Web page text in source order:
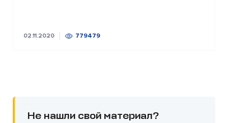
02.11.2020 779479
Не нашли свой материал?